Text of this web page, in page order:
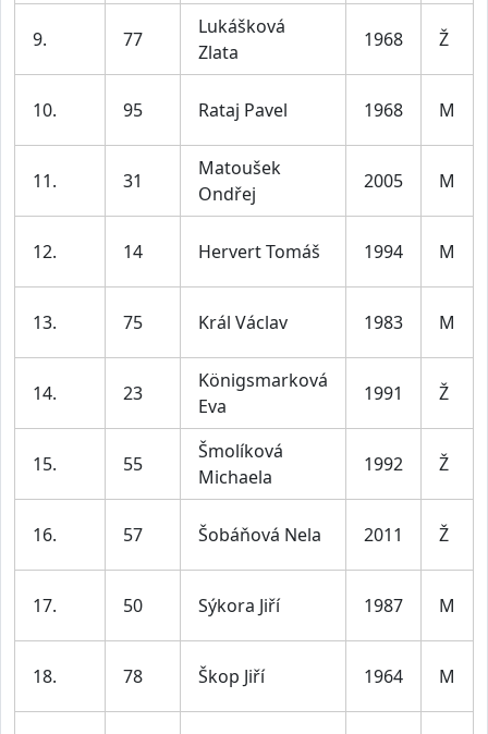
9. 77
Lukášková
Zlata
1968 Ž
10. 95 Rataj Pavel 1968 M
11. 31
Matoušek
Ondřej
2005 M
12. 14 Hervert Tomáš 1994 M
13. 75 Král Václav 1983 M
14. 23
Königsmarková
Eva
1991 Ž
15. 55
Šmolíková
Michaela
1992 Ž
16. 57 Šobáňová Nela 2011 Ž
17. 50 Sýkora Jiří 1987 M
18. 78 Škop Jiří 1964 M